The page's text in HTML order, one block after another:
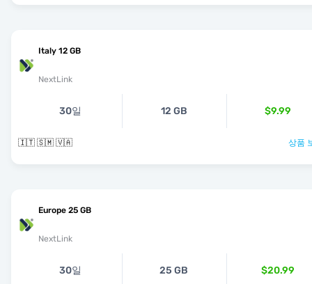
Italy 12 GB
NextLink
30일 12 GB $9.99
🇮🇹 🇸🇲 🇻🇦 상품
Europe 25 GB
NextLink
30일 25 GB $20.99